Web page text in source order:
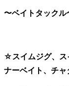
〜ベイトタックル
☆スイムジグ、ス
ナーベイト、チ